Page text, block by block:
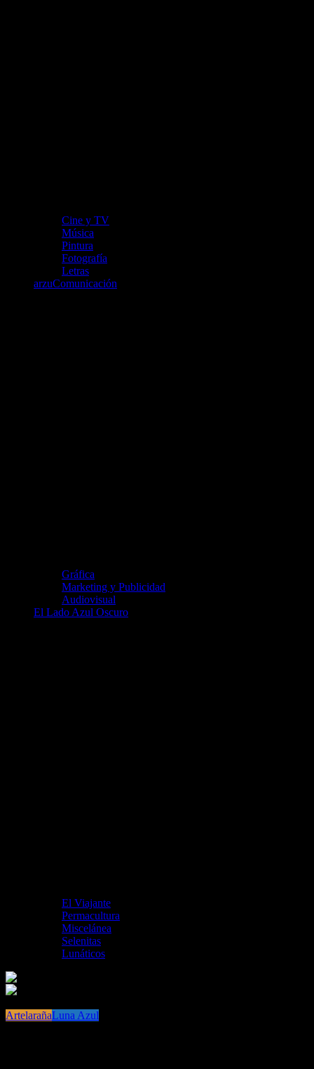
Cine y TV
Música
Pintura
Fotografía
Letras
arzuComunicación
Gráfica
Marketing y Publicidad
Audiovisual
El Lado Azul Oscuro
El Viajante
Permacultura
Miscelánea
Selenitas
Lunáticos
ArtelarañaLuna Azul